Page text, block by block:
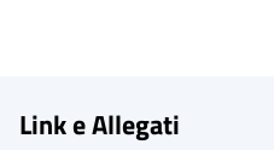
Link e Allegati